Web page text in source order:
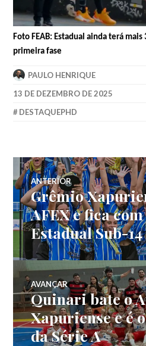
Foto FEAB: Estadual ainda terá
primeira fase
PAULO HENRIQUE
13 DE DEZEMBRO DE 2025
DESTAQUEPHD
ANTERIOR
Grêmio
AFEX e fica
Estadual Sub-14
AVANÇAR
Quinari bate o
Xapuriense e é
da Série A